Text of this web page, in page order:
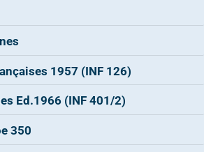
1957 (INF 126)
Ed.1966 (INF 401/2)
350